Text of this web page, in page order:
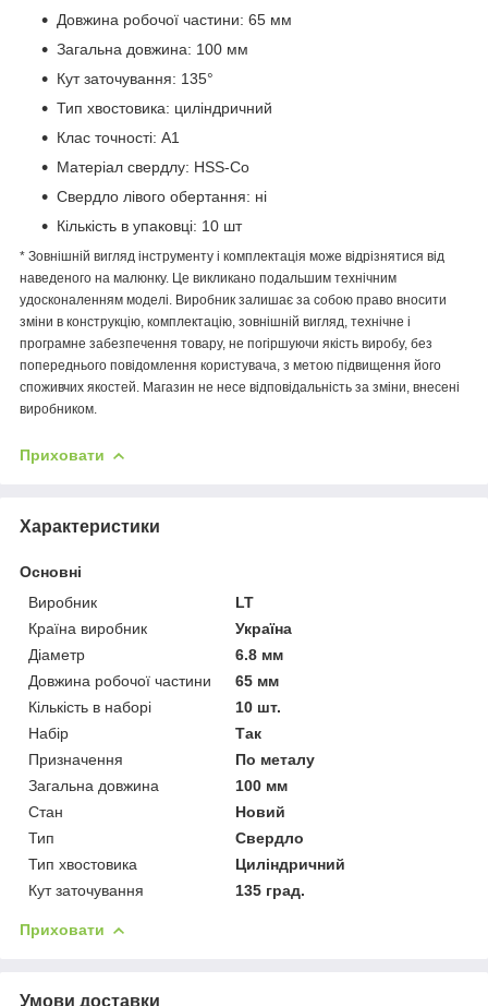
Довжина робочої частини: 65 мм
Загальна довжина: 100 мм
Кут заточування: 135°
Тип хвостовика: циліндричний
Клас точності: А1
Матеріал свердлу: HSS-Co
Свердло лівого обертання: ні
Кількість в упаковці: 10 шт
* Зовнішній вигляд інструменту і комплектація може відрізнятися від
наведеного на малюнку. Це викликано подальшим технічним
удосконаленням моделі. Виробник залишає за собою право вносити
зміни в конструкцію, комплектацію, зовнішній вигляд, технічне і
програмне забезпечення товару, не погіршуючи якість виробу, без
попереднього повідомлення користувача, з метою підвищення його
споживчих якостей. Магазин не несе відповідальність за зміни, внесені
виробником.
Приховати
Характеристики
Основні
Виробник
LT
Країна виробник
Україна
Діаметр
6.8 мм
Довжина робочої частини
65 мм
Кількість в наборі
10 шт.
Набір
Так
Призначення
По металу
Загальна довжина
100 мм
Стан
Новий
Тип
Свердло
Тип хвостовика
Циліндричний
Кут заточування
135 град.
Приховати
Умови доставки